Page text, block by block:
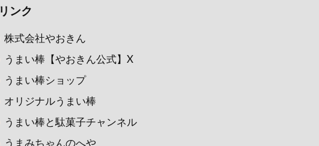
リンク
株式会社やおきん
うまい棒【やおきん公式】X
うまい棒ショップ
オリジナルうまい棒
うまい棒と駄菓子チャンネル
うまみちゃんのへや